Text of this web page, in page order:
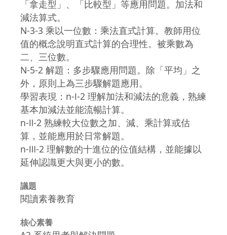
「拿走型」、「比較型」等應用問題。加法和
減法算式。
N-3-3 乘以一位數：乘法直式計算。教師用位
值的概念說明直式計算的合理性。被乘數為
二、三位數。
N-5-2 解題：多步驟應用問題。除「平均」之
外，原則上為三步驟解題應用。
學習表現：n-Ⅰ-2 理解加法和減法的意義，熟練
基本加減法並能流暢計算。
n-Ⅱ-2 熟練較大位數之加、減、乘計算或估
算，並能應用於日常解題。
n-Ⅲ-2 理解數的十進位的位值結構，並能據以
延伸認識更大與更小的數。
議題
閱讀素養教育
核心素養